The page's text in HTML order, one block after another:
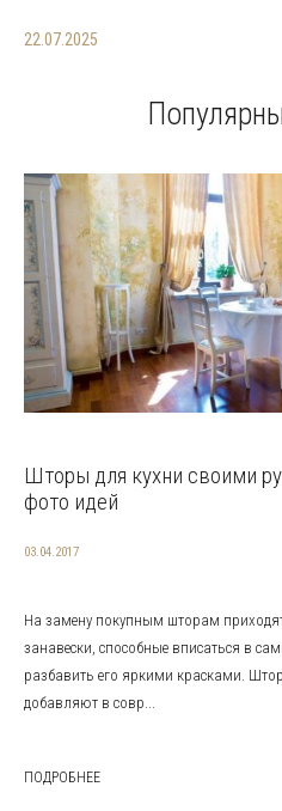
22.07.2025
Шторы для кухни своими
фото идей
03.04.2017
На замену покупным шторам
занавески, способные вписаться в
разбавить его яркими красками.
добавляют в совр...
ПОДРОБНЕЕ